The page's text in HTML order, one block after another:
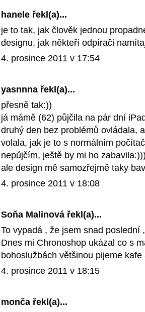
hanele řekl(a)...
je to tak, jak člověk jednou
designu, jak někteří odpírači
4. prosince 2011 v 17:54
yasnnna řekl(a)...
přesně tak:))
já mámě (62) půjčila na pár dní
druhý den bez problémů ovládala,
volala, jak je to s normálním
nepůjčím, ještě by mi ho
ale design mě samozřejmě taky
4. prosince 2011 v 18:08
Soňa Malinová řekl(a)...
To vypadá , že jsem snad poslední
Dnes mi Chronoshop ukázal co s
bohoslužbách většinou pijeme
4. prosince 2011 v 18:15
monča řekl(a)...